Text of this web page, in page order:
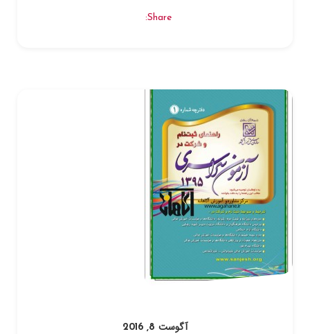
Share:
آگوست 8, 2016